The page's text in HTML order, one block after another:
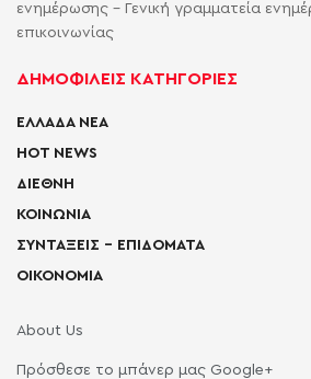
ενημέρωσης - Γενική γραμματεία
επικοινωνίας
ΔΗΜΟΦΙΛΕΙΣ ΚΑΤΗΓΟΡΙΕΣ
ΕΛΛΑΔΑ ΝΕΑ
HOT NEWS
ΔΙΕΘΝΗ
ΚΟΙΝΩΝΙΑ
ΣΥΝΤΑΞΕΙΣ – ΕΠΙΔΟΜΑΤΑ
ΟΙΚΟΝΟΜΙΑ
About Us
Πρόσθεσε το μπάνερ μας Google+